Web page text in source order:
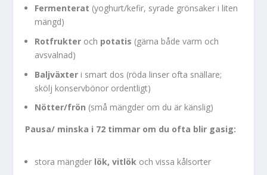
Fermenterat (yoghurt/kefir, syrade grönsaker i liten
mängd)
Rotfrukter och potatis (gärna både varm och
avsvalnad)
Baljväxter i smart dos (röda linser ofta snällare;
skölj konservbönor ordentligt)
Nötter/frön (små mängder om du är känslig)
Pausa/ minska i 72 timmar om du ofta blir gasig:
stora mängder lök, vitlök och vissa kålsorter